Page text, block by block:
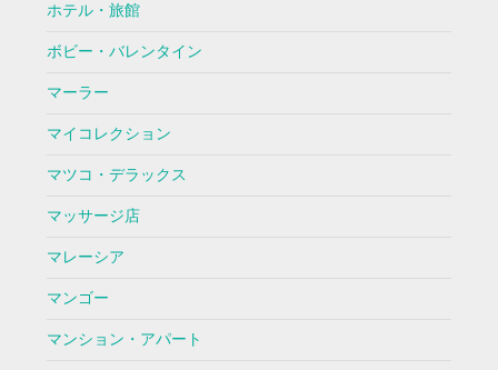
ホテル・旅館
ボビー・バレンタイン
マーラー
マイコレクション
マツコ・デラックス
マッサージ店
マレーシア
マンゴー
マンション・アパート